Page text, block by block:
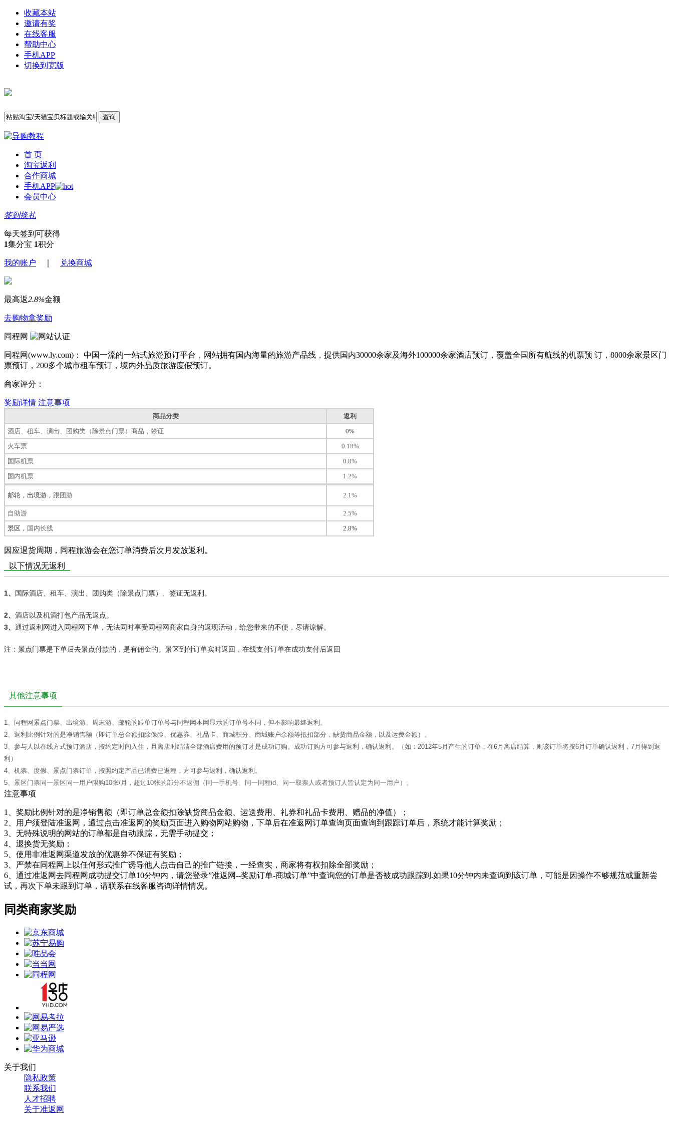
收藏本站
邀请有奖
在线客服
帮助中心
手机APP
切换到宽版
查询
首 页
淘宝返利
合作商城
手机APP
会员中心
签到换礼
每天签到可获得
1集分宝 1积分
我的账户 兑换商城
最高返2.8%金额
去购物拿奖励
同程网
同程网(www.ly.com)： 中国一流的一站式旅游预订平台，网站拥有国内海量的旅游产品线，提供国内30000余家及海外100000余家酒店预订，覆盖全国所有航线的机票预 订，8000余家景区门
票预订，200多个城市租车预订，境内外品质旅游度假预订。
商家评分：
奖励详情 注意事项
商品分类
返利
酒店、租车、演出、团购类（除景点门票）商品，签证
0%
火车票
0.18%
国际机票
0.8%
国内机票
1.2%
邮轮， 出境游， 跟团游 2.1%
自助游
2.5%
景区， 国内长线 2.8%
因应退货周期，同程旅游会在您订单消费后次月发放返利。
以下情况无返利
1、 国际酒店、租车、演出、团购类（除景点门票）、签证无返利。
2、 酒店以及机酒打包产品无返点。
3、 通过返利网进入同程网下单，无法同时享受同程网商家自身的返现活动，给您带来的不便，尽请谅解。
注： 景点门票是下单后去景点付款的，是有佣金的。景区到付订单实时返回，在线支付订单在成功支付后返回
其他注意事项
1、同程网景点门票、出境游、周末游、邮轮的跟单订单号与同程网本网显示的订单号不同，但不影响最终返利。
2、返利比例针对的是净销售额（即订单总金额扣除保险、优惠券、礼品卡、商城积分、商城账户余额等抵扣部分，缺货商品金额，以及运费金额）。
3、参与人以在线方式预订酒店，按约定时间入住，且离店时结清全部酒店费用的预订才是成功订购。成功订购方可参与返利，确认返利。（如：2012年5月产生的订单，在6月离店结算，则该订单将按6月订单确认返利，7月得到返
利）
4、机票、度假、景点门票订单，按照约定产品已消费已返程，方可参与返利，确认返利。
5、 景区门票同一景区同一用户限购10张/月，超过10张的部分不返佣（同一手机号、同一同程id、同一取票人或者预订人皆认定为同一用户）。
注意事项
1、奖励比例针对的是净销售额（即订单总金额扣除缺货商品金额、运送费用、礼券和礼品卡费用、赠品的净值）；
2、用户须登陆准返网，通过点击准返网的奖励页面进入购物网站购物，下单后在准返网订单查询页面查询到跟踪订单后，系统才能计算奖励；
3、无特殊说明的网站的订单都是自动跟踪，无需手动提交；
4、退换货无奖励；
5、使用非准返网渠道发放的优惠券不保证有奖励；
3、严禁在同程网上以任何形式推广诱导他人点击自己的推广链接，一经查实，商家将有权扣除全部奖励；
6、通过准返网去同程网成功提交订单10分钟内，请您登录”准返网--奖励订单-商城订单”中查询您的订单是否被成功跟踪到.如果10分钟内未查询到该订单，可能是因操作不够规范或重新尝
试，再次下单未跟到订单，请联系在线客服咨询详情情况。
同类商家奖励
关于我们
隐私政策
联系我们
人才招聘
关于准返网